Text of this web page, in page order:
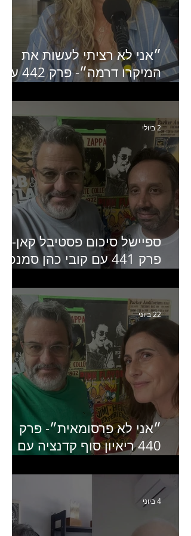
״אני לא רציתי לעשות את
המיקרו דרמה״- פרק 442 עם
של יד2
ספיישל סיכום פסטיבל קאן-
פרק 441 עם קובי כהן
2 ביולי
״אני לא פרסומאית״- פרק
440 ריאיון סוף קדנציה עם
מנכ״לית באומן בר ריבנאי
22 ביוני
4 ביוני